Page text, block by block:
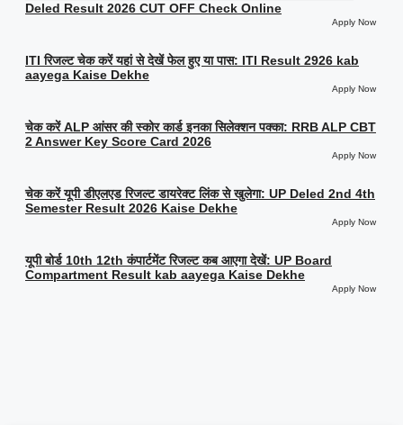
Deled Result 2026 CUT OFF Check Online
Apply Now
ITI रिजल्ट चेक करें यहां से देखें फेल हुए या पास: ITI Result 2926 kab
aayega Kaise Dekhe
Apply Now
चेक करें ALP आंसर की स्कोर कार्ड इनका सिलेक्शन पक्का: RRB ALP CBT
2 Answer Key Score Card 2026
Apply Now
चेक करें यूपी डीएलएड रिजल्ट डायरेक्ट लिंक से खुलेगा: UP Deled 2nd 4th
Semester Result 2026 Kaise Dekhe
Apply Now
यूपी बोर्ड 10th 12th कंपार्टमेंट रिजल्ट कब आएगा देखें: UP Board
Compartment Result kab aayega Kaise Dekhe
Apply Now